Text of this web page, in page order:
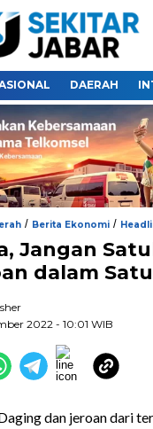
DAERAH
/ Berita Ekonomi /
Jangan
dalam
2022 - 10:01 WIB
dan jeroan dari